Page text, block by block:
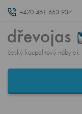
+420 461 653 937
český koupelnový nábytek